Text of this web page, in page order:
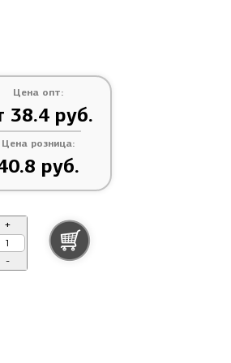
Цена опт:
38.4 руб.
Цена розница:
руб.
+
-